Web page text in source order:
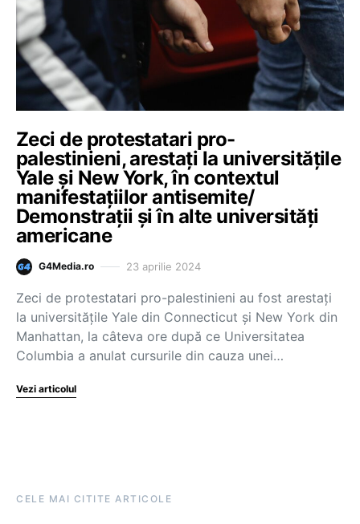
Zeci de protestatari pro-
palestinieni, arestați la universitățile
Yale și New York, în contextul
manifestațiilor antisemite/
Demonstrații și în alte universități
americane
G4Media.ro 23 aprilie 2024
Zeci de protestatari pro-palestinieni au fost arestați
la universitățile Yale din Connecticut și New York din
Manhattan, la câteva ore după ce Universitatea
Columbia a anulat cursurile din cauza unei…
Vezi articolul
CELE MAI CITITE ARTICOLE